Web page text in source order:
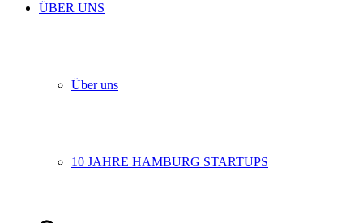
ÜBER UNS
Über uns
10 JAHRE HAMBURG STARTUPS